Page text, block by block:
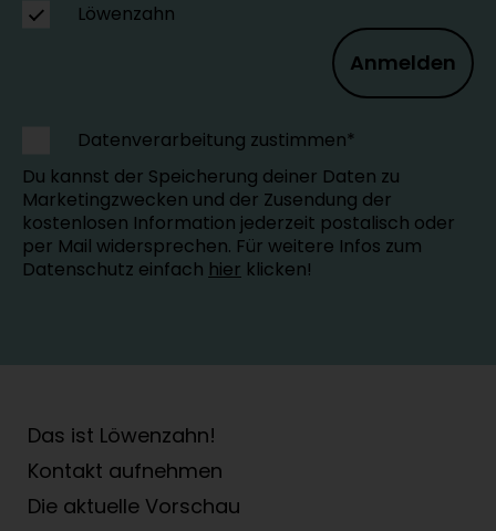
Anmelden
Löwenzahn
Datenverarbeitung zustimmen*
Du kannst der Speicherung deiner Daten zu
Marketingzwecken und der Zusendung der
kostenlosen Information jederzeit postalisch oder
per Mail widersprechen. Für weitere Infos zum
Datenschutz einfach hier klicken!
Das ist Löwenzahn!
Kontakt aufnehmen
Die aktuelle Vorschau